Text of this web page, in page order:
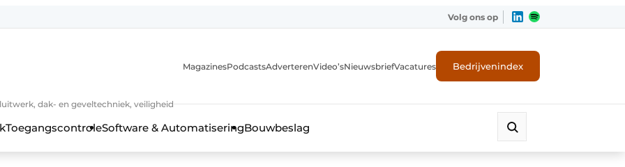
Volg ons op
dak- en geveltechniek, veiligheid
MagazinesPodcastsAdverterenVideo’sNieuwsbriefVacatures Bedrijvenindex
ToegangscontroleSoftware & AutomatiseringBouwbeslag